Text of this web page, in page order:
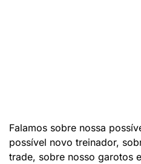
Falamos sobre nossa
possível novo treinador,
trade, sobre nosso garotos